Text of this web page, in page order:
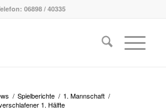
06898 / 40335
/ Spielberichte / 1. Mannschaft /
1. Hälfte